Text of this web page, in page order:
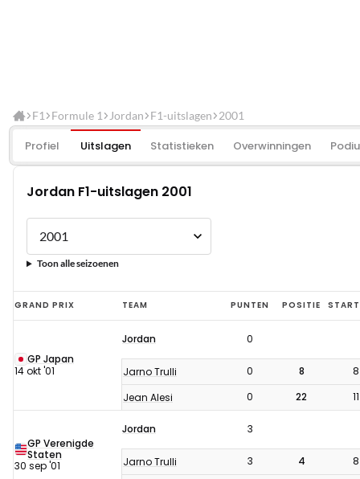
F1 Formule 1 Jordan F1-uitslagen 2001
Profiel Uitslagen Statistieken Overwinningen
Jordan F1-uitslagen 2001
Toon alle seizoenen
Jordan
F1-
2001
GRAND PRIX TEAM PUNTEN POSITIE
GP Japan
14 okt '01
Jordan 0
Jarno Trulli 0 8
8
Jean Alesi
0 22 11
GP Verenigde
Staten
30 sep '01
Jordan 3
Jarno Trulli 3 4
8